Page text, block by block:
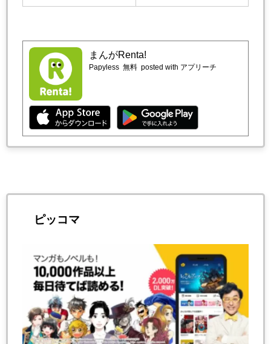
まんがRenta!
Papyless 無料 posted with アプリーチ
ピッコマ